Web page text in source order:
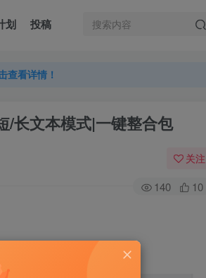
划 投稿
看详情！
查看详情！
/长文本模式|一键整合包
关注
140 10